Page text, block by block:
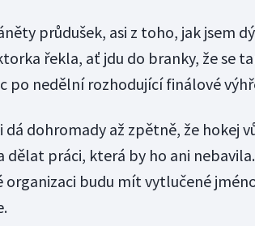
průdušek, asi z toho, jak jsem
řekla, ať jdu do branky, že se
po nedělní rozhodující finálové
dá dohromady až zpětně, že hokej
dělat práci, která by ho ani
organizaci budu mít vytlučené